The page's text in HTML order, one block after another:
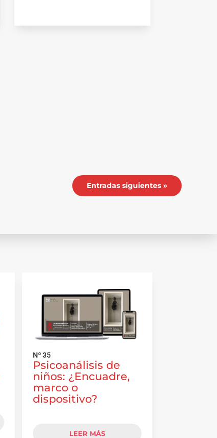
Entradas siguientes »
Nº 35
Psicoanálisis de
niños: ¿Encuadre,
marco o
dispositivo?
LEER MÁS